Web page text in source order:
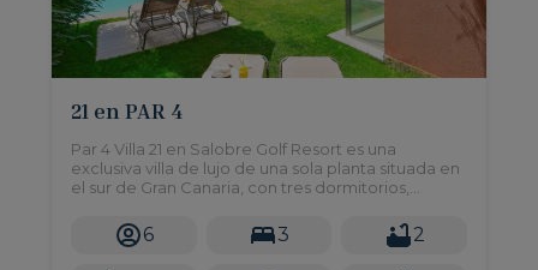
21 en PAR 4
Par 4 Villa 21 en Salobre Golf Resort es una
exclusiva villa de lujo de una sola planta situada en
el sur de Gran Canaria, con tres dormitorios,
comodidades necesarias para disfrutar de unas
vacaciones relajadas
6 3 2